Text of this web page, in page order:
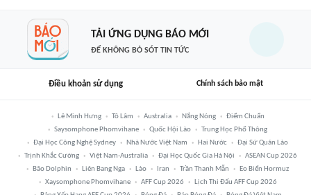
TẢI ỨNG DỤNG BÁO MỚI
ĐỂ KHÔNG BỎ SÓT TIN TỨC
Điều khoản sử dụng Chính sách bảo mật
Lê Minh Hưng Tô Lâm Australia Nắng Nóng
Điểm Chuẩn
Saysomphone Phomvihane
Quốc Hội Lào
Trung Học Phổ Thông
Đại Học Công Nghệ Sydney
Nhà Nước Việt Nam Hai Nước
Đại Sứ Quán Lào
Trịnh Khắc Cường
Việt Nam-Australia Đại Học Quốc Gia Hà Nội
ASEAN Cup 2026
Bão Dolphin
Liên Bang Nga Lào Iran Trần Thanh Mẫn
Eo Biển Hormuz
Xaysomphone Phomvihane
AFF Cup 2026
Lịch Thi Đấu AFF Cup 2026